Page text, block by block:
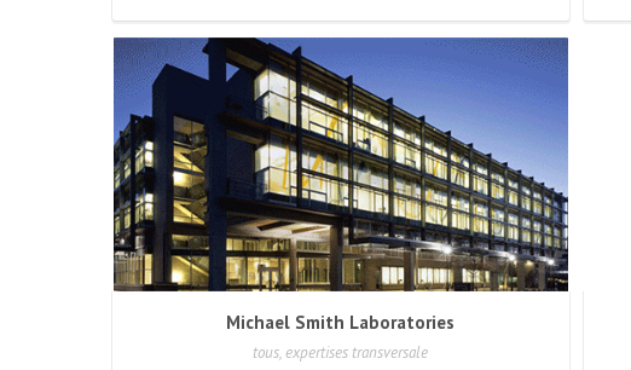
Michael Smith Laboratories
tous, expertises transversale